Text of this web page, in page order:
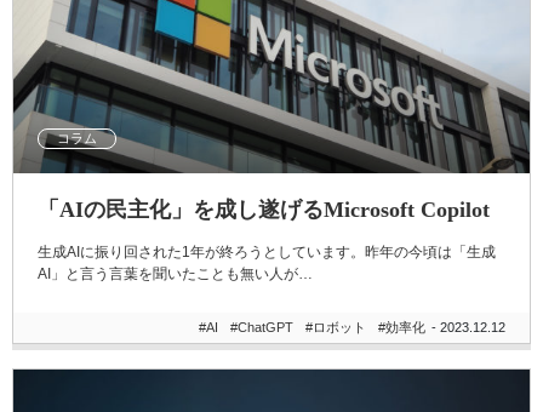
コラム
「AIの民主化」を成し遂げるMicrosoft Copilot
生成AIに振り回された1年が終ろうとしています。昨年の今頃は「生成
AI」と言う言葉を聞いたことも無い人が…
#AI #ChatGPT #ロボット #効率化 - 2023.12.12